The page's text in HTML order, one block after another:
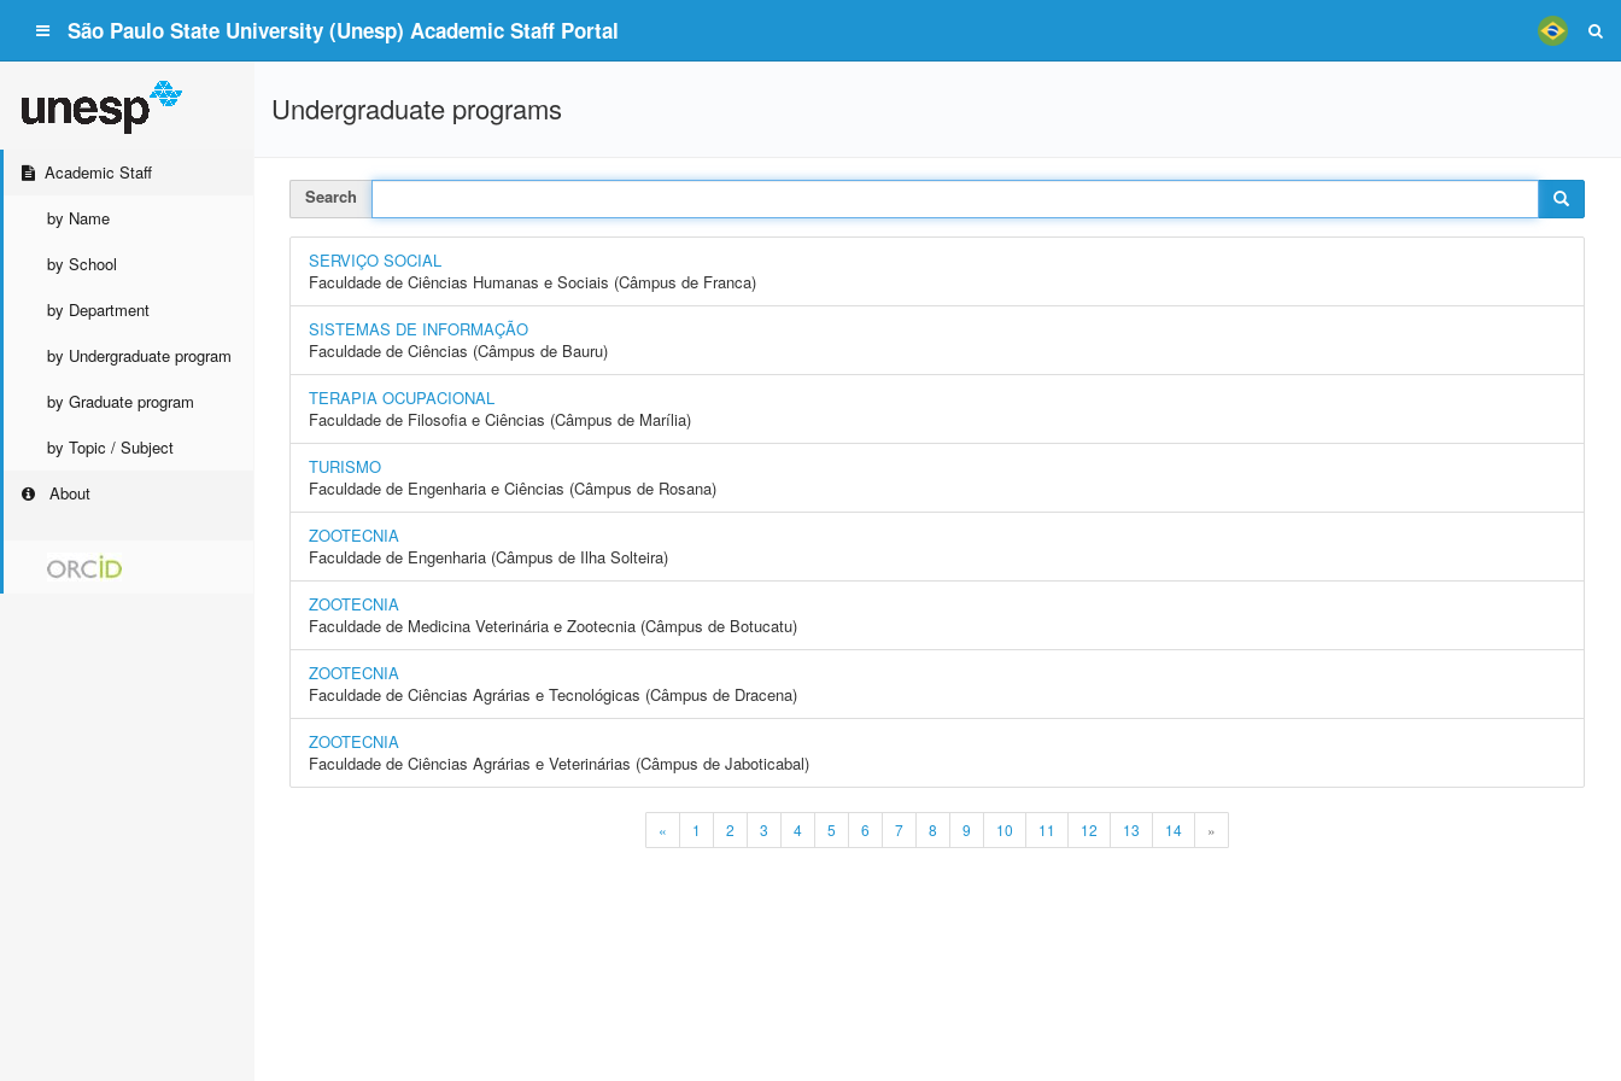
São Paulo State University (Unesp) Academic Staff Portal
Academic Staff
by Name
by School
by Department
by Undergraduate program
by Graduate program
by Topic / Subject
About
Undergraduate programs
Search
SERVIÇO SOCIAL
Faculdade de Ciências Humanas e Sociais (Câmpus de Franca)
SISTEMAS DE INFORMAÇÃO
Faculdade de Ciências (Câmpus de Bauru)
TERAPIA OCUPACIONAL
Faculdade de Filosofia e Ciências (Câmpus de Marília)
TURISMO
Faculdade de Engenharia e Ciências (Câmpus de Rosana)
ZOOTECNIA
Faculdade de Engenharia (Câmpus de Ilha Solteira)
ZOOTECNIA
Faculdade de Medicina Veterinária e Zootecnia (Câmpus de Botucatu)
ZOOTECNIA
Faculdade de Ciências Agrárias e Tecnológicas (Câmpus de Dracena)
ZOOTECNIA
Faculdade de Ciências Agrárias e Veterinárias (Câmpus de Jaboticabal)
« 1 2 3 4 5 6 7 8 9 10 11 12 13 14 »